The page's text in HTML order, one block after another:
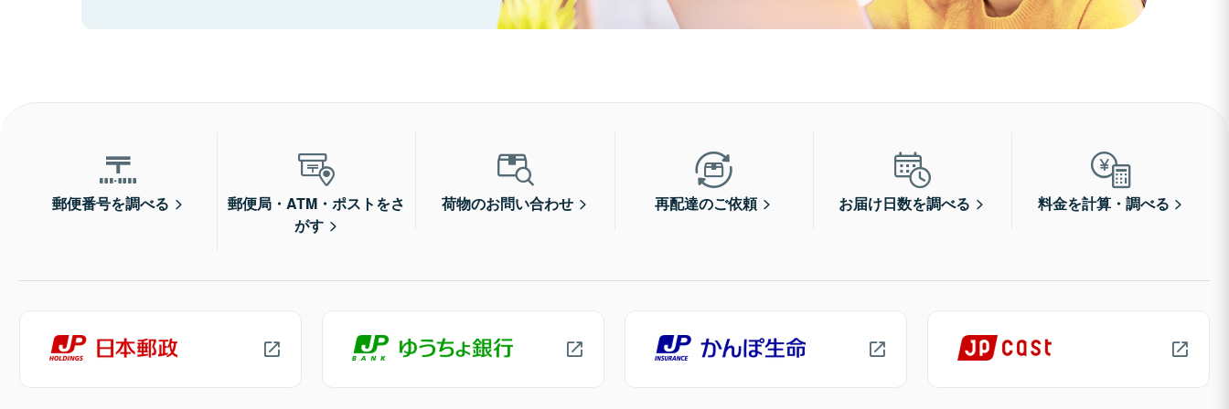
郵便番号を調べる
郵便局・ATM・ポストをさ
がす
荷物のお問い合わせ 再配達のご依頼 お届け日数を調べる 料金を計算・調べる